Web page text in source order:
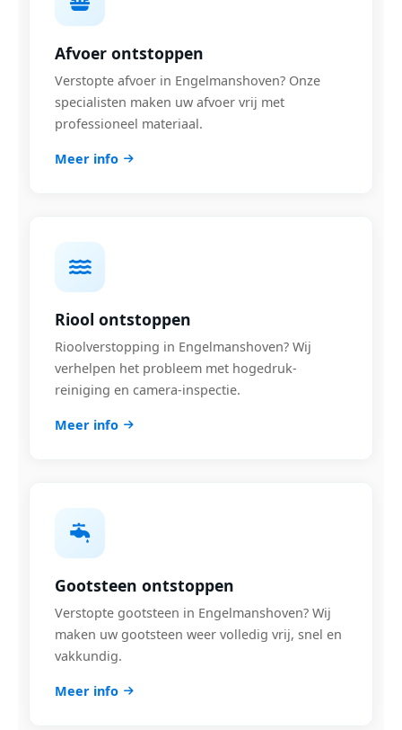
Afvoer ontstoppen
Verstopte afvoer in Engelmanshoven? Onze
specialisten maken uw afvoer vrij met
professioneel materiaal.
Meer info
Riool ontstoppen
Rioolverstopping in Engelmanshoven? Wij
verhelpen het probleem met hogedruk-
reiniging en camera-inspectie.
Meer info
Gootsteen ontstoppen
Verstopte gootsteen in Engelmanshoven? Wij
maken uw gootsteen weer volledig vrij, snel en
vakkundig.
Meer info